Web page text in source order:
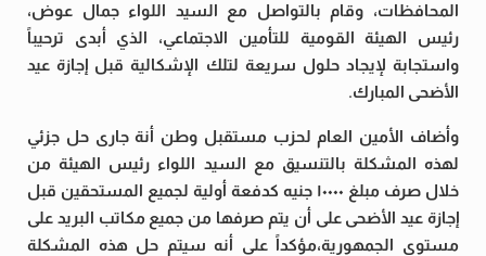
المحافظات، وقام بالتواصل مع السيد اللواء جمال عوض،
رئيس الهيئة القومية للتأمين الاجتماعي، الذي أبدى ترحيباً
واستجابة لإيجاد حلول سريعة لتلك الإشكالية قبل إجازة عيد
الأضحى المبارك.
وأضاف الأمين العام لحزب مستقبل وطن أنة جارى حل جزئي
لهذه المشكلة بالتنسيق مع السيد اللواء رئيس الهيئة من
خلال صرف مبلغ ١٠٠٠٠ جنيه كدفعة أولية لجميع المستحقين قبل
إجازة عيد الأضحى على أن يتم صرفها من جميع مكاتب البريد على
مستوى الجمهورية،مؤكداً على أنه سيتم حل هذه المشكلة